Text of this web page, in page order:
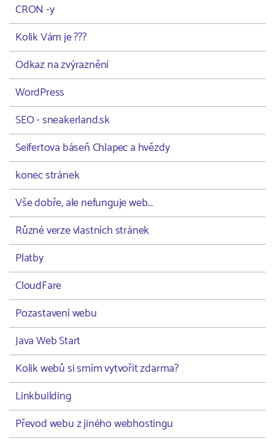
CRON -y
Kolik Vám je ???
Odkaz na zvýraznění
WordPress
SEO - sneakerland.sk
Seifertova báseň Chlapec a hvězdy
konec stránek
Vše dobře, ale nefunguje web...
Různé verze vlastních stránek
Platby
CloudFare
Pozastavení webu
Java Web Start
Kolik webů si smím vytvořit zdarma?
Linkbuilding
Převod webu z jiného webhostingu